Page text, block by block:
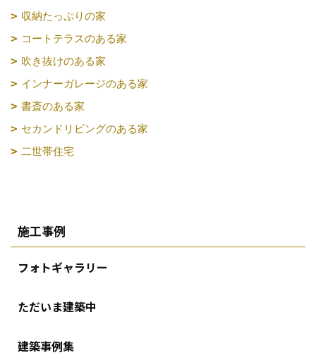
収納たっぷりの家
コートテラスのある家
吹き抜けのある家
インナーガレージのある家
書斎のある家
セカンドリビングのある家
二世帯住宅
施工事例
フォトギャラリー
ただいま建築中
建築事例集